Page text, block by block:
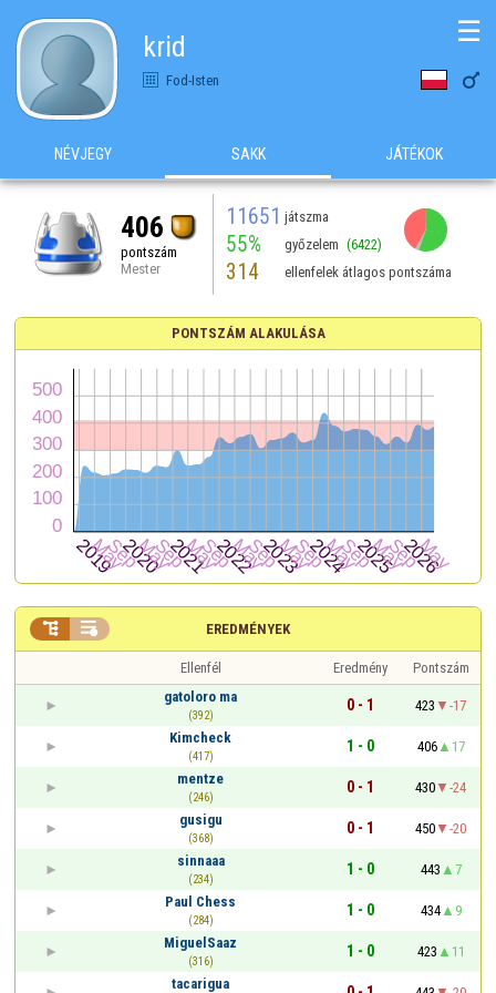
krid
Fod-Isten 
☰
NÉVJEGY SAKK JÁTÉKOK
406
pontszám
Mester
11651 játszma
55% győzelem (6422)
314 ellenfelek átlagos pontszáma
PONTSZÁM ALAKULÁSA
EREDMÉNYEK
 
Ellenfél Eredmény
Pontszám
gatoloro ma
(392)
0 - 1 423
-17
Kimcheck
(417)
1 - 0 406
17
mentze
(246)
0 - 1 430
-24
gusigu
(368)
0 - 1 450
-20
sinnaaa
(234)
1 - 0 443
7
Paul Chess
(284)
1 - 0 434
9
MiguelSaaz
(316)
1 - 0 423
11
tacarigua